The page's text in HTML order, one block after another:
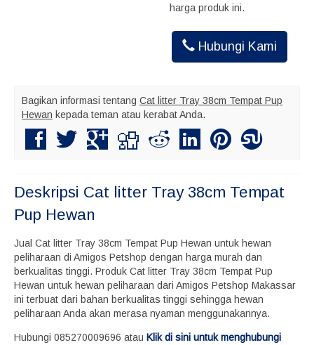
harga produk ini.
Hubungi Kami
Bagikan informasi tentang Cat litter Tray 38cm Tempat Pup
Hewan kepada teman atau kerabat Anda.
Deskripsi Cat litter Tray 38cm Tempat
Pup Hewan
Jual Cat litter Tray 38cm Tempat Pup Hewan untuk hewan
peliharaan di Amigos Petshop dengan harga murah dan
berkualitas tinggi. Produk Cat litter Tray 38cm Tempat Pup
Hewan untuk hewan peliharaan dari Amigos Petshop Makassar
ini terbuat dari bahan berkualitas tinggi sehingga hewan
peliharaan Anda akan merasa nyaman menggunakannya.
Hubungi 085270009696 atau Klik di sini untuk menghubungi